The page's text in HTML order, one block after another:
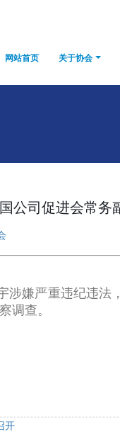
网站首页 关于协会
公司促进会常
涉嫌严重违纪违
调查。
开